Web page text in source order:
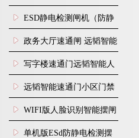
门禁闸机安装
​ESD静电检测闸机（防静
电门禁通道系统）
政务大厅速通闸 远韬智能
防尾随静音速通门
写字楼速通门远韬智能人
脸识别快速通道闸
远韬智能速通门小区门禁
闸机食堂消费摆闸
WIFI版人脸识别智能摆闸
机
单机版ESd防静电检测摆